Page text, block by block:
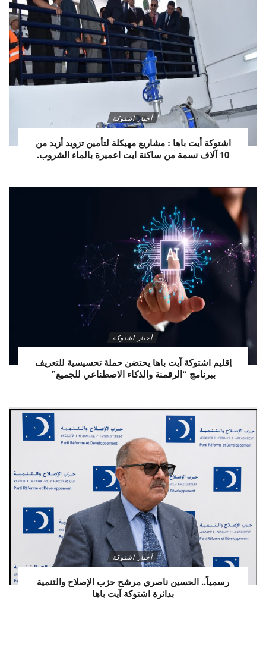
أخبار اشتوكة
اشتوكة أيت باها : مشاريع مهيكلة لتأمين تزويد أزيد من
10 آلاف نسمة من ساكنة ايت اعميرة بالماء الشروب.
أخبار اشتوكة
إقليم اشتوكة آيت باها يحتضن حملة تحسيسية للتعريف
ببرنامج “الرقمنة والذكاء الاصطناعي للجميع”
أخبار اشتوكة
رسمياً.. الحسين ناصري مرشح حزب الإصلاح والتنمية
بدائرة اشتوكة آيت باها